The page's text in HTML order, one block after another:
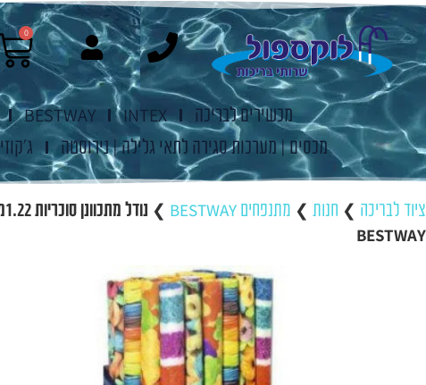
0
מכשירים לבריכה INTEX
BESTWAY
מכסים | מערכות סגירה לתאי גלילה | נירוסטה
ג'קוזי
ציוד לבריכה ❯ חנות ❯ מתנפחים BESTWAY ❯
BESTWAY